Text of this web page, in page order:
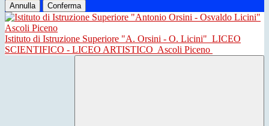
Annulla Conferma
Istituto di Istruzione Superiore "A. Orsini - O. Licini" LICEO
SCIENTIFICO - LICEO ARTISTICO Ascoli Piceno